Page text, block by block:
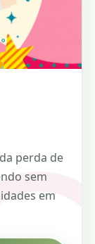
perda de
sem
em